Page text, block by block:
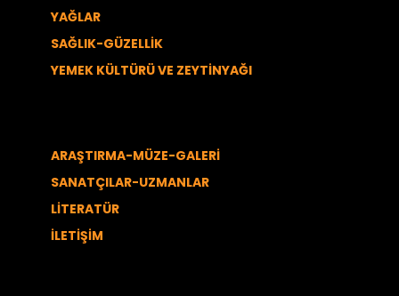
YAĞLAR
SAĞLIK-GÜZELLİK
YEMEK KÜLTÜRÜ VE ZEYTİNYAĞI
ARAŞTIRMA-MÜZE-GALERİ
SANATÇILAR-UZMANLAR
LİTERATÜR
İLETİŞİM